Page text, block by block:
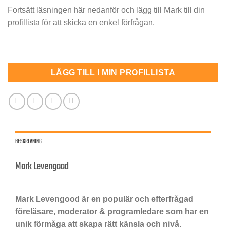
Fortsätt läsningen här nedanför och lägg till Mark till din
profillista för att skicka en enkel förfrågan.
LÄGG TILL I MIN PROFILLISTA
BESKRIVNING
Mark Levengood
Mark Levengood är en populär och efterfrågad
föreläsare, moderator & programledare som har en
unik förmåga att skapa rätt känsla och nivå.